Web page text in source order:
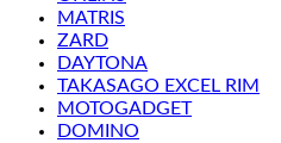
MATRIS
ZARD
DAYTONA
TAKASAGO EXCEL RIM
MOTOGADGET
DOMINO